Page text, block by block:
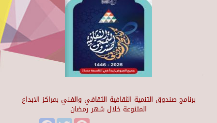
برنامج صندوق التنمية الثقافية الثقافي والفني بمراكز الابداع
المتنوعة خلال شهر رمضان